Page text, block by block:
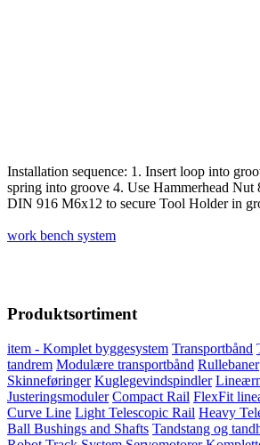
Installation sequence: 1. Insert loop into
spring into groove 4. Use Hammerhead Nut
DIN 916 M6x12 to secure Tool Holder in
work bench system
Produktsortiment
item - Komplet byggesystem Transportbånd
tandrem Modulære transportbånd Rullebaner
Skinneføringer Kuglegevindspindler
Justeringsmoduler Compact Rail FlexFit
Curve Line Light Telescopic Rail Heavy
Ball Bushings and Shafts Tandstang og